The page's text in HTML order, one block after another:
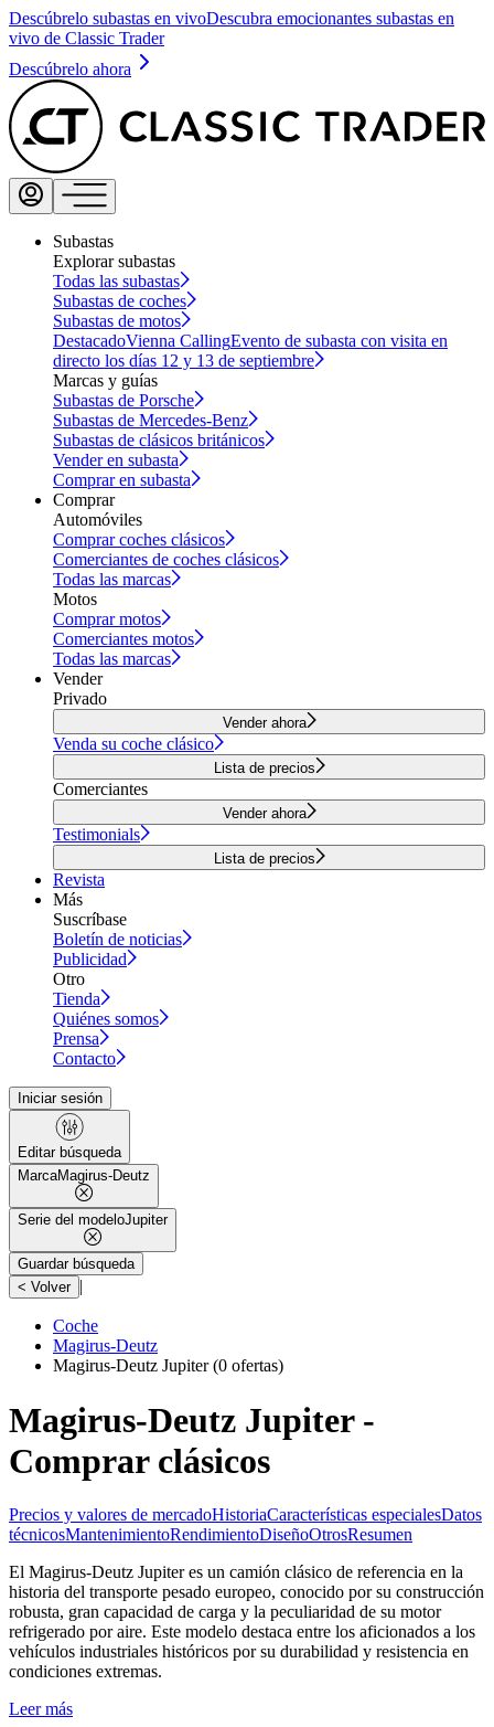
Descúbrelo subastas en vivoDescubra emocionantes subastas en
vivo de Classic Trader
Descúbrelo ahora
Subastas
Explorar subastas
Todas las subastas
Subastas de coches
Subastas de motos
DestacadoVienna CallingEvento de subasta con visita en
directo los días 12 y 13 de septiembre
Marcas y guías
Subastas de Porsche
Subastas de Mercedes-Benz
Subastas de clásicos británicos
Vender en subasta
Comprar en subasta
Comprar
Automóviles
Comprar coches clásicos
Comerciantes de coches clásicos
Todas las marcas
Motos
Comprar motos
Comerciantes motos
Todas las marcas
Vender
Privado
Vender ahora
Venda su coche clásico
Lista de precios
Comerciantes
Vender ahora
Testimonials
Lista de precios
Revista
Más
Suscríbase
Boletín de noticias
Publicidad
Otro
Tienda
Quiénes somos
Prensa
Contacto
Iniciar sesión
Editar búsqueda
MarcaMagirus-Deutz
Serie del modeloJupiter
Guardar búsqueda
< Volver |
Coche
Magirus-Deutz
Magirus-Deutz Jupiter(0 ofertas)
Magirus-Deutz Jupiter -
Comprar clásicos
Precios y valores de mercadoHistoriaCaracterísticas especialesDatos
técnicosMantenimientoRendimientoDiseñoOtrosResumen
El Magirus-Deutz Jupiter es un camión clásico de referencia en la
historia del transporte pesado europeo, conocido por su construcción
robusta, gran capacidad de carga y la peculiaridad de su motor
refrigerado por aire. Este modelo destaca entre los aficionados a los
vehículos industriales históricos por su durabilidad y resistencia en
condiciones extremas.
Leer más